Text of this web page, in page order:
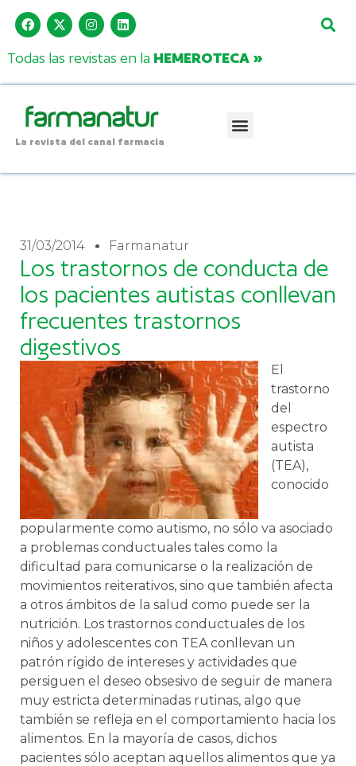
Todas las revistas en la HEMEROTECA »
La revista del canal farmacia
31/03/2014 Farmanatur
Los trastornos de conducta de
los pacientes autistas conllevan
frecuentes trastornos
digestivos
El
trastorno
del
espectro
autista
(TEA),
conocido
popularmente como autismo, no sólo va asociado
a problemas conductuales tales como la
dificultad para comunicarse o la realización de
movimientos reiterativos, sino que también afecta
a otros ámbitos de la salud como puede ser la
nutrición. Los trastornos conductuales de los
niños y adolescentes con TEA conllevan un
patrón rígido de intereses y actividades que
persiguen el deseo obsesivo de seguir de manera
muy estricta determinadas rutinas, algo que
también se refleja en el comportamiento hacia los
alimentos. En la mayoría de casos, dichos
pacientes sólo aceptan aquellos alimentos que ya